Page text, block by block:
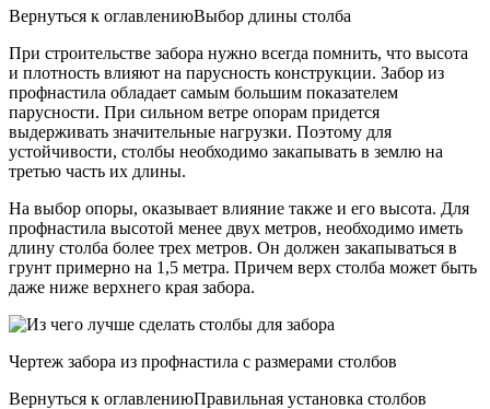
Вернуться к оглавлениюВыбор длины столба
При строительстве забора нужно всегда помнить, что высота
и плотность влияют на парусность конструкции. Забор из
профнастила обладает самым большим показателем
парусности. При сильном ветре опорам придется
выдерживать значительные нагрузки. Поэтому для
устойчивости, столбы необходимо закапывать в землю на
третью часть их длины.
На выбор опоры, оказывает влияние также и его высота. Для
профнастила высотой менее двух метров, необходимо иметь
длину столба более трех метров. Он должен закапываться в
грунт примерно на 1,5 метра. Причем верх столба может быть
даже ниже верхнего края забора.
Чертеж забора из профнастила с размерами столбов
Вернуться к оглавлениюПравильная установка столбов